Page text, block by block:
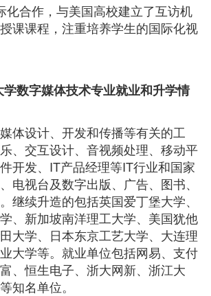
化合作，与美国高校建立了互访机
课课程，注重培养学生的国际化视
学数字媒体技术专业就业和升学情
体设计、开发和传播等有关的工
、交互设计、音视频处理、移动平
开发、IT产品经理等IT行业和国家
电视台及数字出版、广告、图书、
继续升造的包括英国爱丁堡大学、
、新加坡南洋理工大学、美国犹他
大学、日本东京工艺大学、大连理
大学等。就业单位包括网易、支付
、恒生电子、浙大网新、浙江大
知名单位。